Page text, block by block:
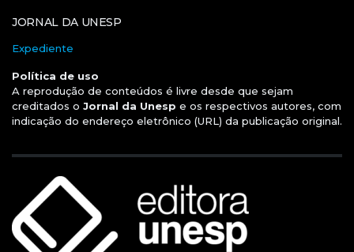
JORNAL DA UNESP
Expediente
Política de uso
A reprodução de conteúdos é livre desde que sejam
creditados o Jornal da Unesp e os respectivos autores, com
indicação do endereço eletrônico (URL) da publicação original.